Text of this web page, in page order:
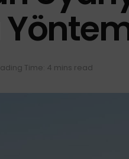
Time: 4 mins read